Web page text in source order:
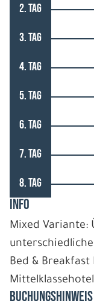
2. TAG
3. TAG
4. TAG
5. TAG
6. TAG
7. TAG
8. TAG
INFO
Mixed
Bed & Breakfast
BUCHUNGSHINWEIS